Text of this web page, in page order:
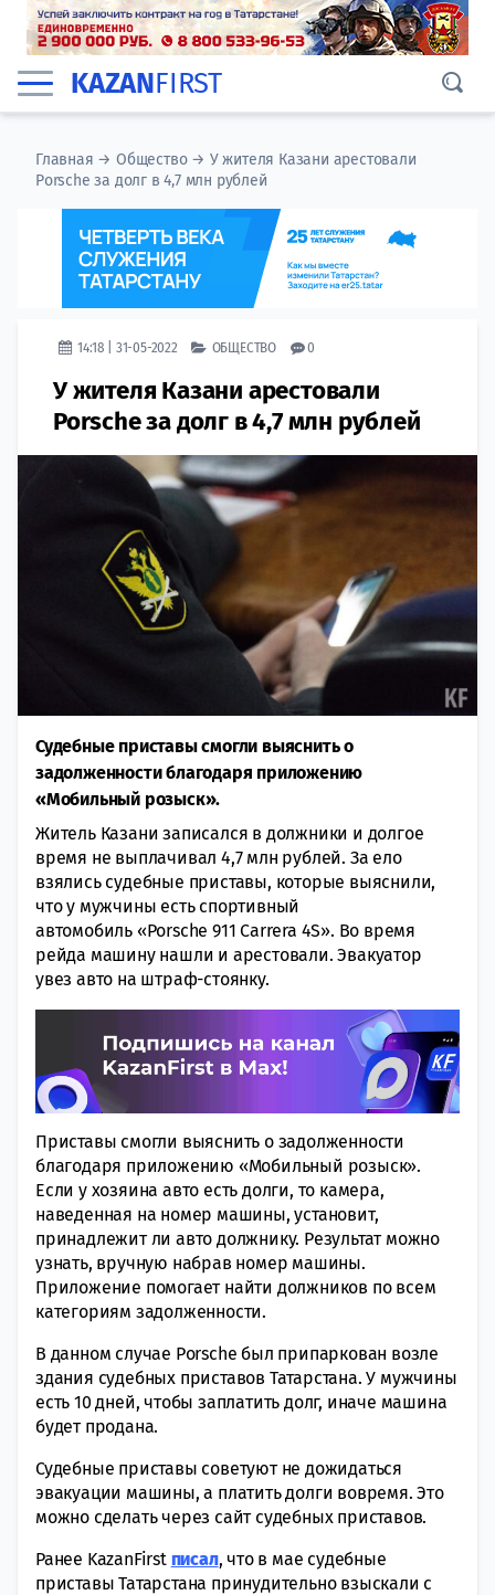
KAZANFIRST
Главная →Общество→ У жителя Казани арестовали
Porsche за долг в 4,7 млн рублей
14:18 | 31-05-2022 ОБЩЕСТВО 0
У жителя Казани арестовали
Porsche за долг в 4,7 млн рублей
Судебные приставы смогли выяснить о
задолженности благодаря приложению
«Мобильный розыск».
Житель Казани записался в должники и долгое
время не выплачивал 4,7 млн рублей. За ело
взялись судебные приставы, которые выяснили,
что у мужчины есть спортивный
автомобиль «Porsche 911 Carrera 4S». Во время
рейда машину нашли и арестовали. Эвакуатор
увез авто на штраф-стоянку.
Приставы смогли выяснить о задолженности
благодаря приложению «Мобильный розыск».
Если у хозяина авто есть долги, то камера,
наведенная на номер машины, установит,
принадлежит ли авто должнику. Результат можно
узнать, вручную набрав номер машины.
Приложение помогает найти должников по всем
категориям задолженности.
В данном случае Porsche был припаркован возле
здания судебных приставов Татарстана. У мужчины
есть 10 дней, чтобы заплатить долг, иначе машина
будет продана.
Судебные приставы советуют не дожидаться
эвакуации машины, а платить долги вовремя. Это
можно сделать через сайт судебных приставов.
Ранее KazanFirst писал, что в мае судебные
приставы Татарстана принудительно взыскали с